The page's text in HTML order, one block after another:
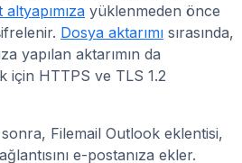
yüklenmeden önce
Dosya aktarımı sırasında,
yapılan aktarımın da
için HTTPS ve TLS 1.2
Filemail Outlook eklentisi,
e-postanıza ekler.